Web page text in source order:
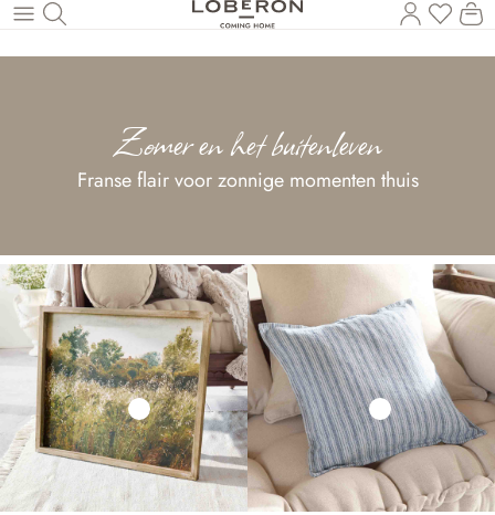
Naar de hoofdinhoud
U
Zomer en het buitenleven
Franse flair voor zonnige momenten thuis